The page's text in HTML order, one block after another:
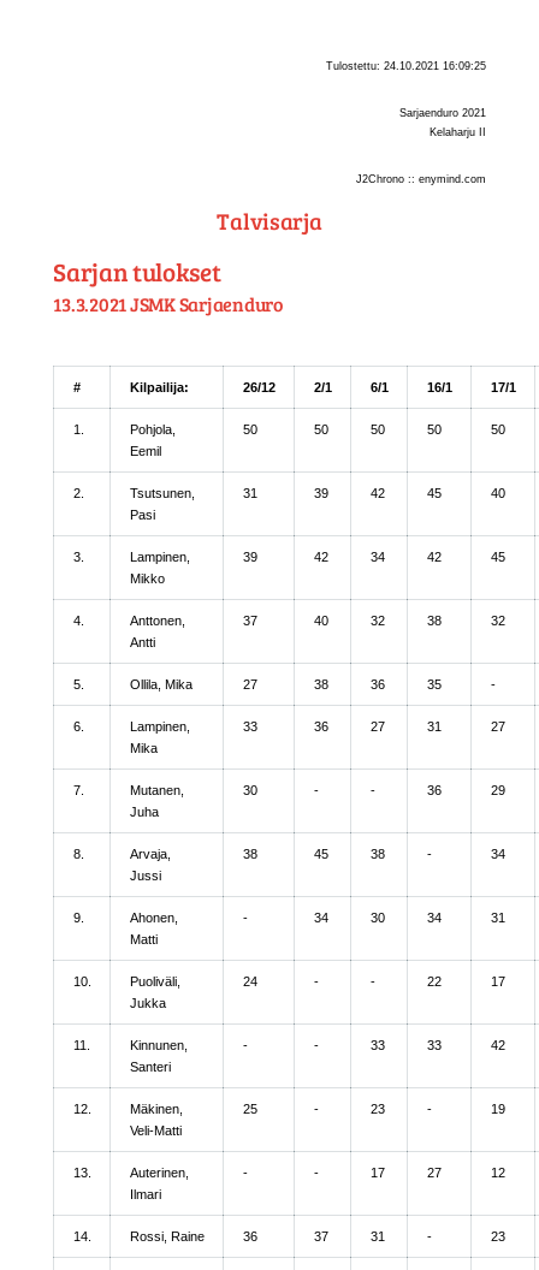
Tulostettu: 24.10.2021 16:09:25
Sarjaenduro 2021
Kelaharju II
J2Chrono :: enymind.com
Talvisarja
Sarjan tulokset
13.3.2021 JSMK Sarjaenduro
# Kilpailija: 26/12 2/1 6/1 16/1 17/1
1.
Pohjola,
Eemil
50 50 50 50 50
2.
Tsutsunen,
Pasi
31 39 42 45 40
3.
Lampinen,
Mikko
39 42 34 42 45
4.
Anttonen,
Antti
37 40 32 38 32
5. Ollila, Mika 27 38 36 35 -
6.
Lampinen,
Mika
33 36 27 31 27
7.
Mutanen,
Juha
30 - - 36 29
8.
Arvaja,
Jussi
38 45 38 - 34
9.
Ahonen,
Matti
- 34 30 34 31
10.
Puoliväli,
Jukka
24 - - 22 17
11.
Kinnunen,
Santeri
- - 33 33 42
12.
Mäkinen,
Veli-Matti
25 - 23 - 19
13.
Auterinen,
Ilmari
- - 17 27 12
14. Rossi, Raine 36 37 31 - 23